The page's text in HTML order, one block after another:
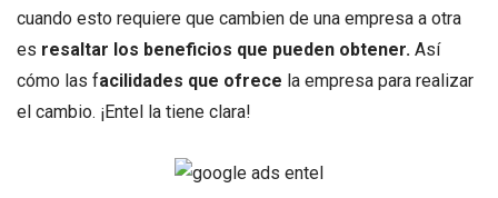
cuando esto requiere que cambien de una empresa a otra
es resaltar los beneficios que pueden obtener. Así
cómo las facilidades que ofrece la empresa para realizar
el cambio. ¡Entel la tiene clara!